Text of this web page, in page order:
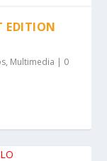
EDITION
, Multimedia | 0